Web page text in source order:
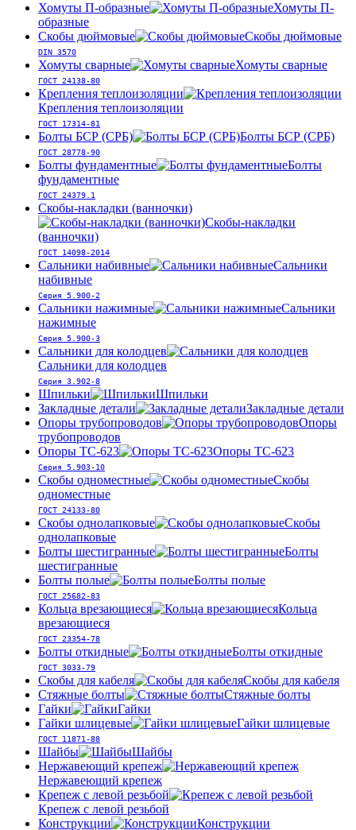
Хомуты П-образные
Хомуты П-
образные
Скобы дюймовые
Скобы дюймовые
DIN 3570
Хомуты сварные Хомуты сварные
ГОСТ 24138-80
Крепления теплоизоляции
Крепления теплоизоляции
ГОСТ 17314-81
Болты БСР (СРБ) Болты БСР (СРБ)
ГОСТ 28778-90
Болты фундаментные
Болты
фундаментные
ГОСТ 24379.1
Скобы-накладки (ванночки)
Скобы-накладки
(ванночки)
ГОСТ 14098-2014
Сальники набивные
Сальники
набивные
Серия 5.900-2
Сальники нажимные
Сальники
нажимные
Серия 5.900-3
Сальники для колодцев
Сальники для колодцев
Серия 3.902-8
Шпильки
Шпильки
Закладные детали
Закладные детали
Опоры трубопроводов
Опоры
трубопроводов
Опоры ТС-623
Опоры ТС-623
Серия 5.903-10
Скобы одноместные
Скобы
одноместные
ГОСТ 24133-80
Скобы однолапковые
Скобы
однолапковые
Болты шестигранные
Болты
шестигранные
Болты полые
Болты полые
ГОСТ 25682-83
Кольца врезающиеся
Кольца
врезающиеся
ГОСТ 23354-78
Болты откидные Болты откидные
ГОСТ 3033-79
Скобы для кабеля
Скобы для кабеля
Стяжные болты
Стяжные болты
Гайки
Гайки
Гайки шлицевые
Гайки шлицевые
ГОСТ 11871-88
Шайбы
Шайбы
Нержавеющий крепеж
Нержавеющий крепеж
Крепеж с левой резьбой
Крепеж с левой резьбой
Конструкции
Конструкции